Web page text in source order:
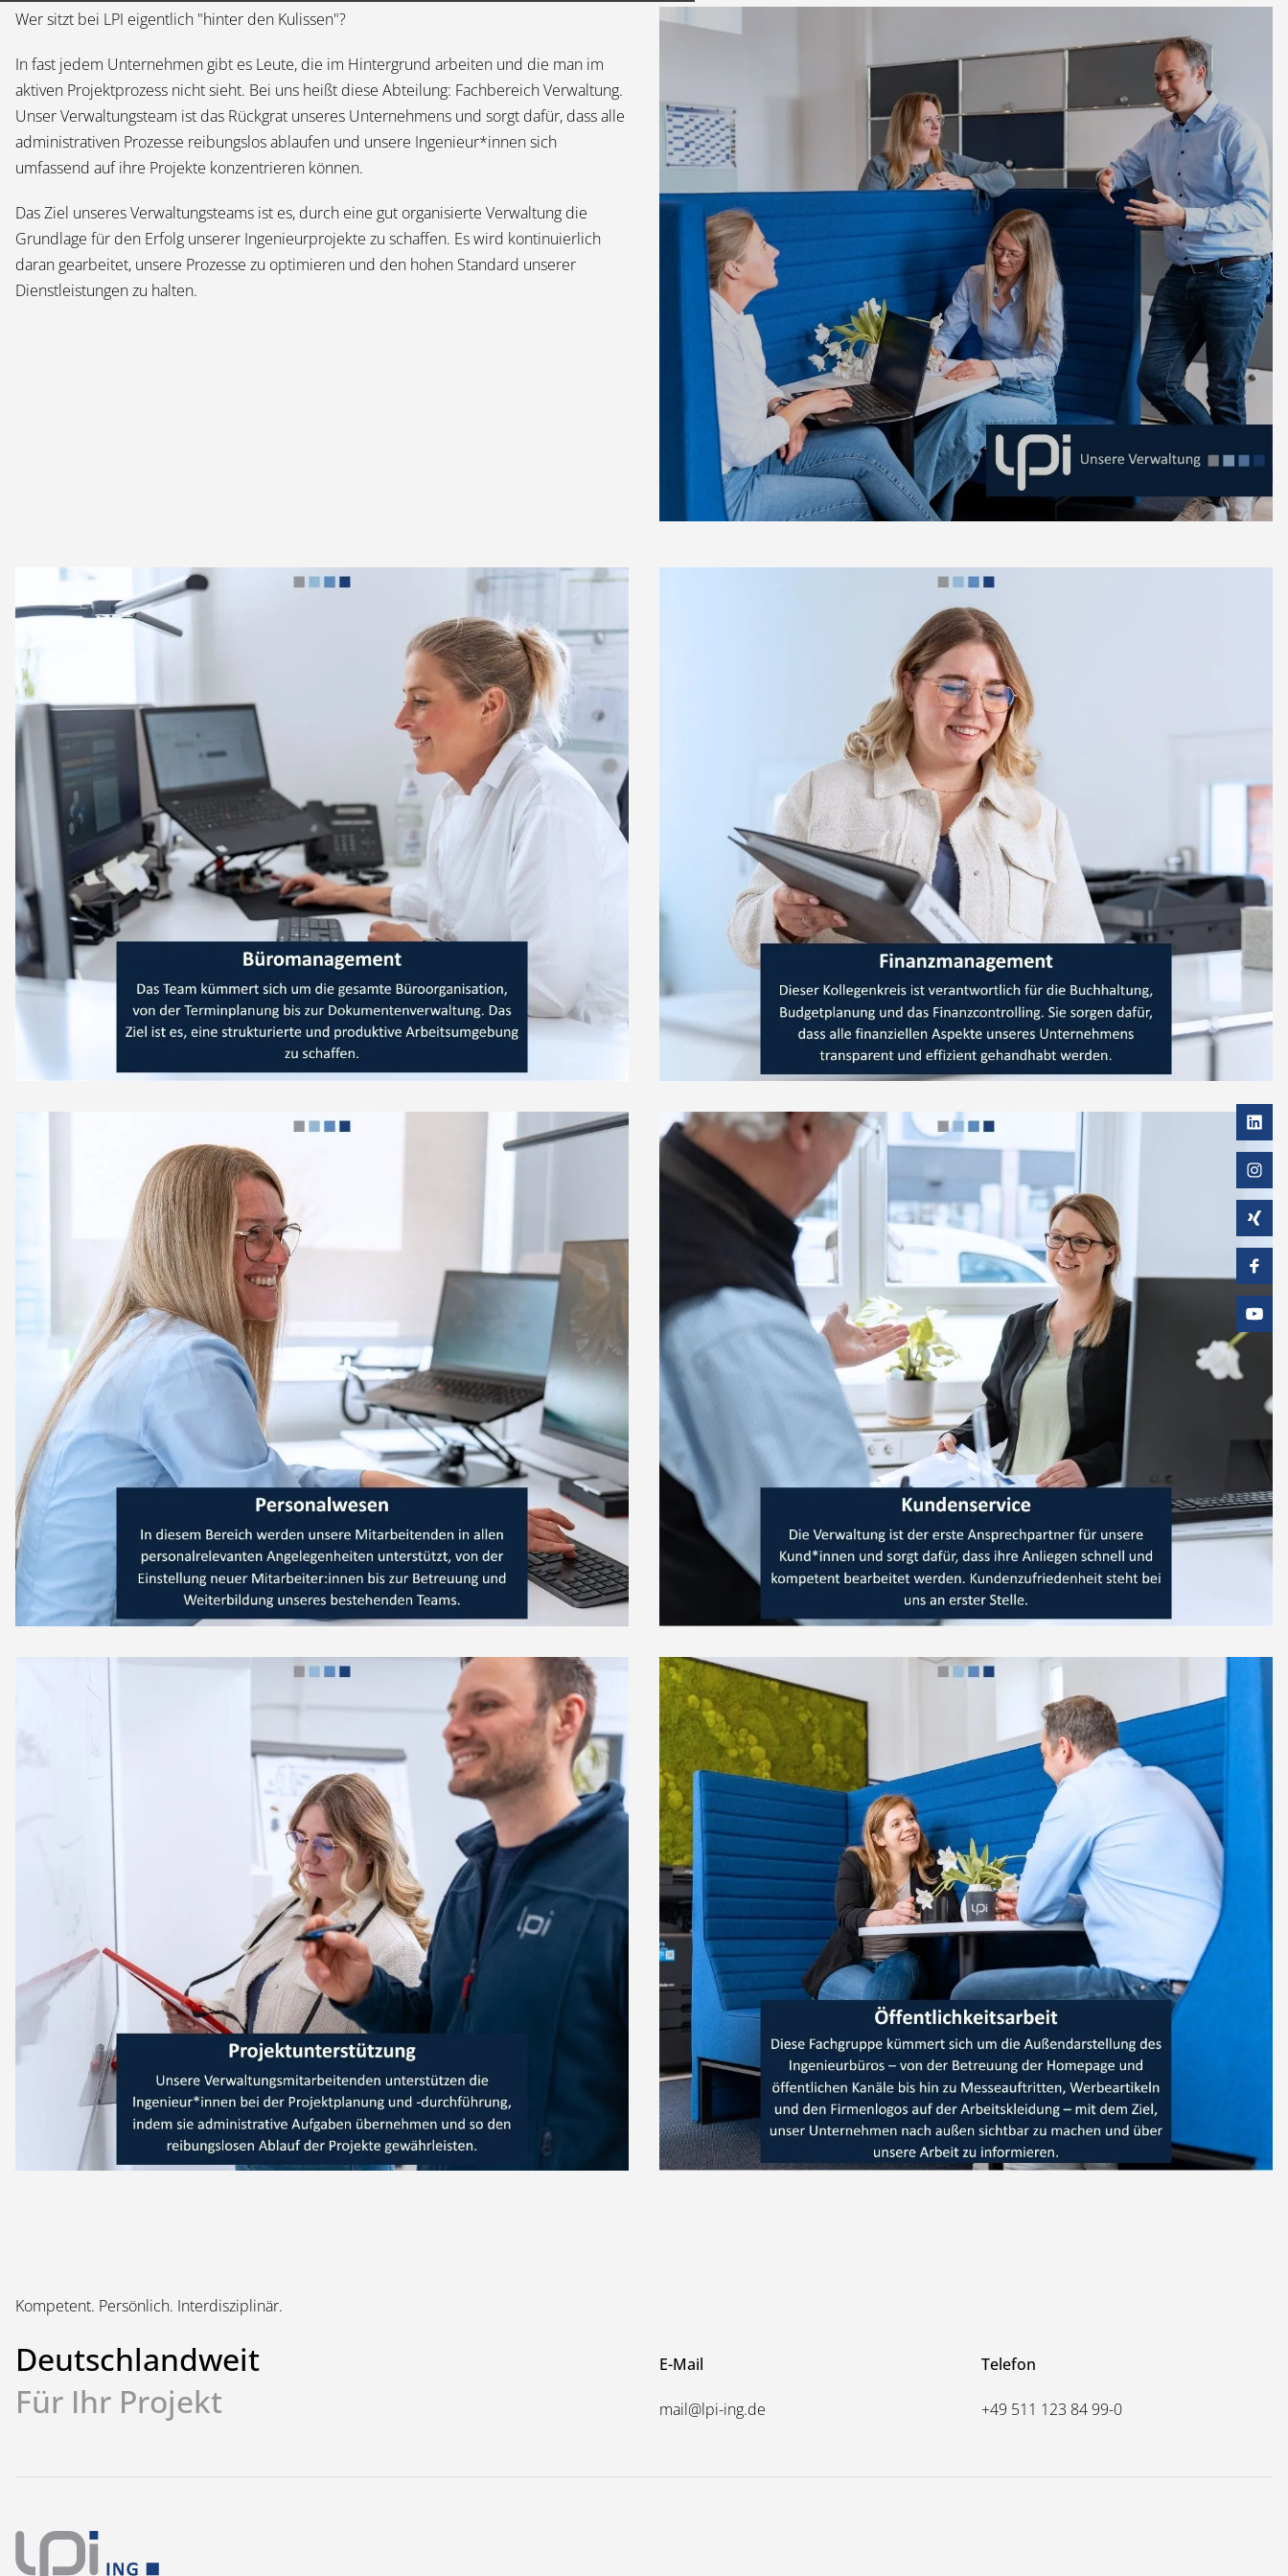
Wer sitzt bei LPI eigentlich "hinter den Kulissen"?
In fast jedem Unternehmen gibt es Leute, die im Hintergrund arbeiten und die man im
aktiven Projektprozess nicht sieht. Bei uns heißt diese Abteilung: Fachbereich Verwaltung.
Unser Verwaltungsteam ist das Rückgrat unseres Unternehmens und sorgt dafür, dass alle
administrativen Prozesse reibungslos ablaufen und unsere Ingenieur*innen sich
umfassend auf ihre Projekte konzentrieren können.
Das Ziel unseres Verwaltungsteams ist es, durch eine gut organisierte Verwaltung die
Grundlage für den Erfolg unserer Ingenieurprojekte zu schaffen. Es wird kontinuierlich
daran gearbeitet, unsere Prozesse zu optimieren und den hohen Standard unserer
Dienstleistungen zu halten.
Kompetent. Persönlich. Interdisziplinär.
Deutschlandweit
Für Ihr Projekt
E-Mail
mail@lpi-ing.de
Telefon
+49 511 123 84 99-0